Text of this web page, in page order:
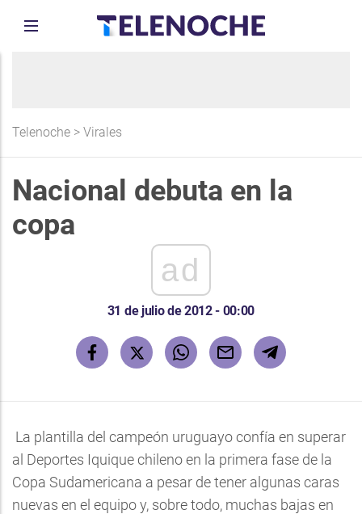
Telenoche > Virales
Nacional debuta en la
copa
ad
31 de julio de 2012 - 00:00
La plantilla del campeón uruguayo confía en superar
al Deportes Iquique chileno en la primera fase de la
Copa Sudamericana a pesar de tener algunas caras
nuevas en el equipo y, sobre todo, muchas bajas en